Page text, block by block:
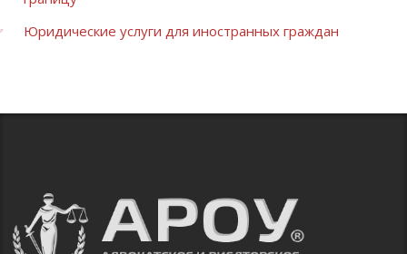
Юридические услуги для иностранных граждан